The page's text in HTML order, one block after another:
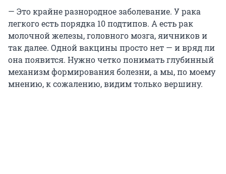
— Это крайне разнородное заболевание. У рака
легкого есть порядка 10 подтипов. А есть рак
молочной железы, головного мозга, яичников и
так далее. Одной вакцины просто нет — и вряд ли
она появится. Нужно четко понимать глубинный
механизм формирования болезни, а мы, по моему
мнению, к сожалению, видим только вершину.